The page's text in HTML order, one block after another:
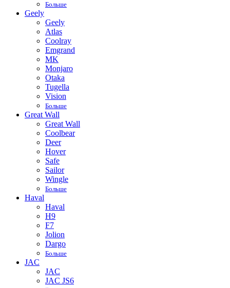
Больше
Geely
Geely
Atlas
Coolray
Emgrand
MK
Monjaro
Otaka
Tugella
Vision
Больше
Great Wall
Great Wall
Coolbear
Deer
Hover
Safe
Sailor
Wingle
Больше
Haval
Haval
H9
F7
Jolion
Dargo
Больше
JAC
JAC
JAC JS6